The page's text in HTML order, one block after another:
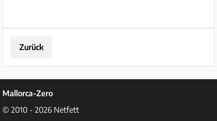
Zurück
Mallorca-Zero
© 2010 - 2026 Netfett